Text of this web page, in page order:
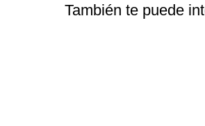
También te puede